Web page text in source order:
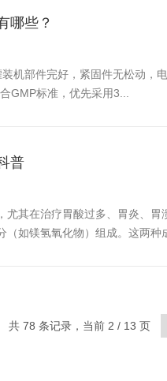
哪些？
机部件完好，紧固件无松动，
GMP标准，优先采用3...
普
其在治疗胃酸过多、胃炎、
如镁氢氧化物）组成。这两种
共 78 条记录，当前 2 / 13 页